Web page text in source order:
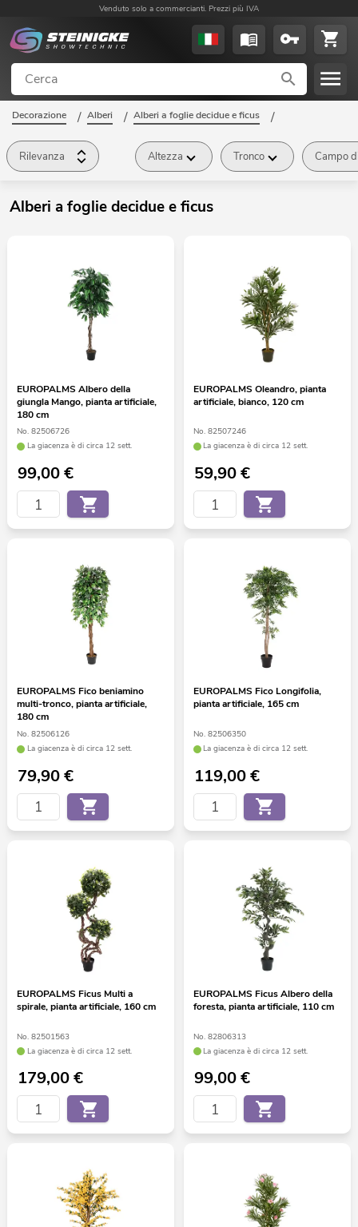
Venduto solo a commercianti. Prezzi più IVA
Decorazione / Alberi / Alberi a foglie decidue e ficus /
Rilevanza Altezza Tronco Campo
Alberi a foglie decidue e ficus
EUROPALMS Albero della
giungla Mango, pianta artificiale,
180 cm
No. 82506726
La giacenza è di circa 12 sett.
99,00€
EUROPALMS Oleandro, pianta
artificiale, bianco, 120 cm
No. 82507246
La giacenza è di circa 12 sett.
59,90€
EUROPALMS Fico beniamino
multi-tronco, pianta artificiale,
180 cm
No. 82506126
La giacenza è di circa 12 sett.
79,90€
EUROPALMS Fico Longifolia,
pianta artificiale, 165 cm
No. 82506350
La giacenza è di circa 12 sett.
119,00€
EUROPALMS Ficus Multi a
spirale, pianta artificiale, 160 cm
No. 82501563
La giacenza è di circa 12 sett.
179,00€
EUROPALMS Ficus Albero della
foresta, pianta artificiale, 110 cm
No. 82806313
La giacenza è di circa 12 sett.
99,00€